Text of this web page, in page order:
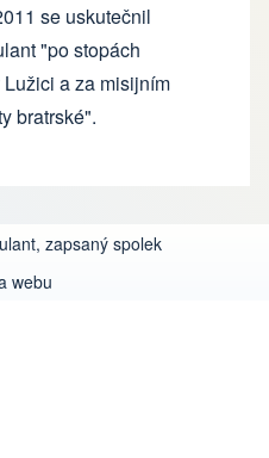
se uskutečnil
"po stopách
a za misijním
bratrské".
zapsaný spolek
webu